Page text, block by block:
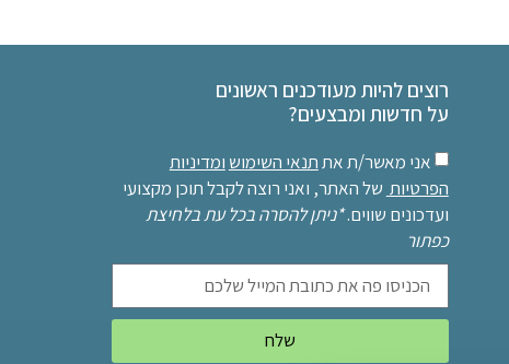
רוצים להיות מעודכנים ראשונים
על חדשות ומבצעים?
אני מאשר/ת את תנאי השימוש ומדיניות
הפרטיות של האתר, ואני רוצה לקבל תוכן מקצועי
ועדכונים שווים.*ניתן להסרה בכל עת בלחיצת
כפתור
שלח